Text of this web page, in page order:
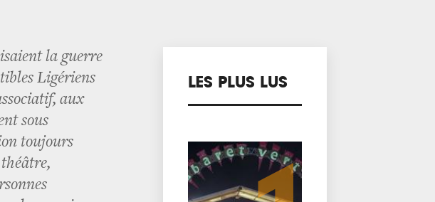
la guerre
Ligériens
aux
sous
toujours
LES PLUS LUS